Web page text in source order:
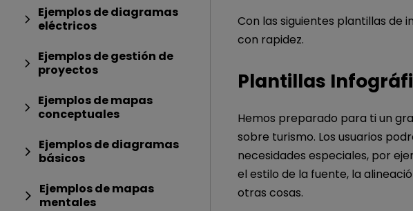
Ejemplos de diagramas
eléctricos
Ejemplos de gestión de
proyectos
Ejemplos de mapas
conceptuales
Ejemplos de diagramas
básicos
Ejemplos de mapas
mentales
Con las siguientes plantillas
con rapidez.
Plantillas
Hemos preparado para ti un
sobre turismo. Los usuarios
necesidades especiales, por
el estilo de la fuente, la
otras cosas.